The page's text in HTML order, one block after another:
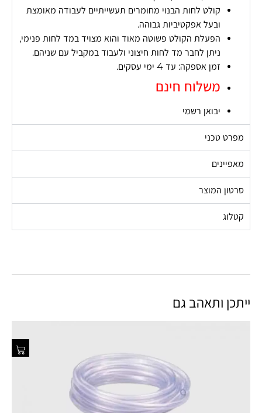
קולט לחות הבנוי מחומרים תעשייתיים לעבודה מאומצת
ובעל אפקטיביות גבוהה.
הפעלת הקולט פשוטה מאוד והוא מצויד במד לחות פנימי,
ניתן לחבר מד לחות חיצוני ולעבוד במקביל עם שניהם.
זמן אספקה: עד 4 ימי עסקים.
משלוח חינם
יבואן רשמי
מפרט טכני
מאפיינים
סרטון המוצר
קטלוג
ייתכן ותאהב גם